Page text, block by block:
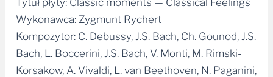
Wykonawca: Zygmunt Rychert
Kompozytor: C. Debussy, J.S. Bach, Ch. Gounod, J.S.
Bach, L. Boccerini, J.S. Bach, V. Monti, M. Rimski-
Korsakow, A. Vivaldi, L. van Beethoven, N. Paganini,